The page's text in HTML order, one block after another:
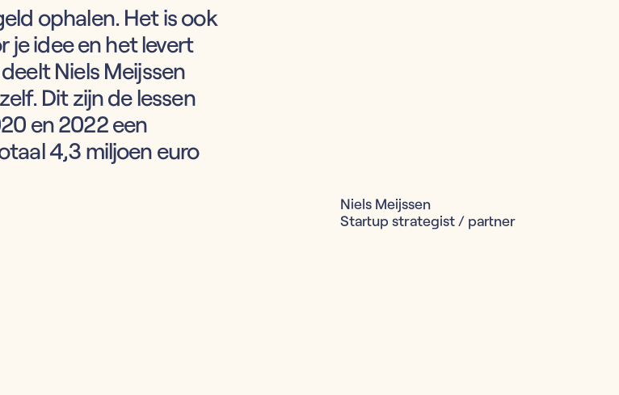
ophalen. Het is ook
je idee en het levert
Niels Meijssen
Dit zijn de lessen
en 2022 een
4,3 miljoen euro
Niels Meijssen
Startup strategist / partner